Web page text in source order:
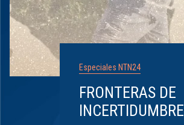
Especiales NTN24
FRONTERAS DE
INCERTIDUMBRE